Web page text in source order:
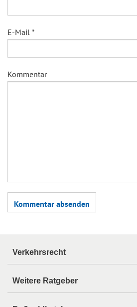
E-Mail *
Kommentar
Verkehrsrecht
Weitere Ratgeber